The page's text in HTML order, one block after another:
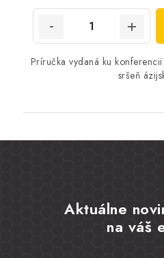
Príručka vydaná ku
sršeň
Aktuálne
na váš